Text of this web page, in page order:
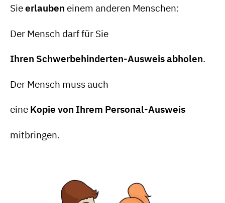
Sieerlauben einem anderen Menschen:
Der Mensch darf für Sie
Ihren Schwerbehinderten-Ausweis abholen.
Der Mensch muss auch
eine Kopie von Ihrem Personal-Ausweis
mitbringen.